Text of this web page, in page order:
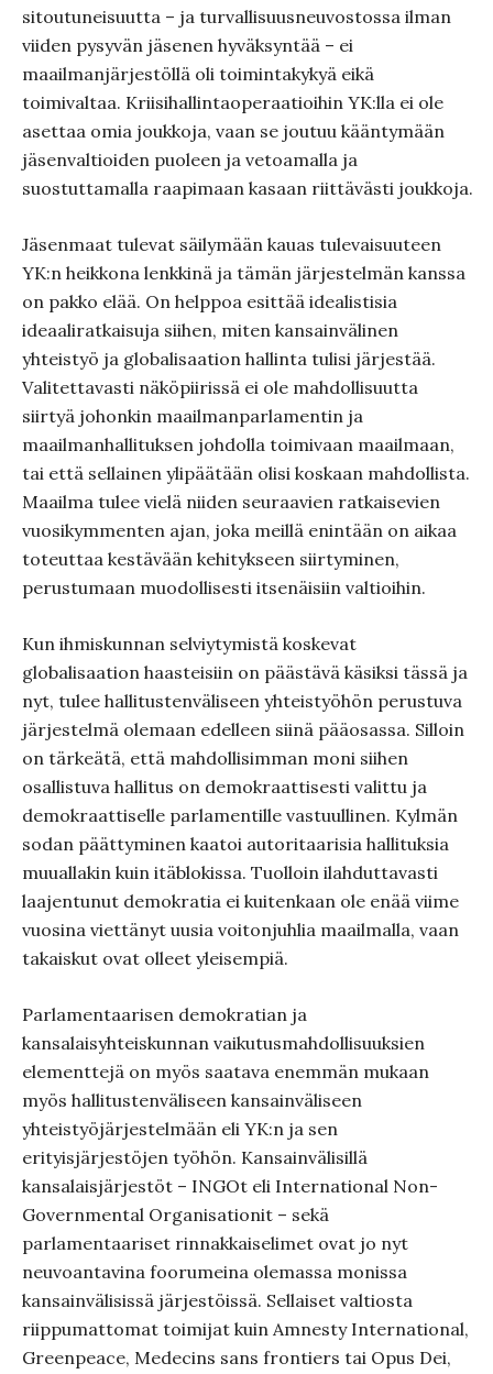
sitoutuneisuutta – ja turvallisuusneuvostossa ilman
viiden pysyvän jäsenen hyväksyntää – ei
maailmanjärjestöllä oli toimintakykyä eikä
toimivaltaa. Kriisihallintaoperaatioihin YK:lla ei ole
asettaa omia joukkoja, vaan se joutuu kääntymään
jäsenvaltioiden puoleen ja vetoamalla ja
suostuttamalla raapimaan kasaan riittävästi joukkoja.
Jäsenmaat tulevat säilymään kauas tulevaisuuteen
YK:n heikkona lenkkinä ja tämän järjestelmän kanssa
on pakko elää. On helppoa esittää idealistisia
ideaaliratkaisuja siihen, miten kansainvälinen
yhteistyö ja globalisaation hallinta tulisi järjestää.
Valitettavasti näköpiirissä ei ole mahdollisuutta
siirtyä johonkin maailmanparlamentin ja
maailmanhallituksen johdolla toimivaan maailmaan,
tai että sellainen ylipäätään olisi koskaan mahdollista.
Maailma tulee vielä niiden seuraavien ratkaisevien
vuosikymmenten ajan, joka meillä enintään on aikaa
toteuttaa kestävään kehitykseen siirtyminen,
perustumaan muodollisesti itsenäisiin valtioihin.
Kun ihmiskunnan selviytymistä koskevat
globalisaation haasteisiin on päästävä käsiksi tässä ja
nyt, tulee hallitustenväliseen yhteistyöhön perustuva
järjestelmä olemaan edelleen siinä pääosassa. Silloin
on tärkeätä, että mahdollisimman moni siihen
osallistuva hallitus on demokraattisesti valittu ja
demokraattiselle parlamentille vastuullinen. Kylmän
sodan päättyminen kaatoi autoritaarisia hallituksia
muuallakin kuin itäblokissa. Tuolloin ilahduttavasti
laajentunut demokratia ei kuitenkaan ole enää viime
vuosina viettänyt uusia voitonjuhlia maailmalla, vaan
takaiskut ovat olleet yleisempiä.
Parlamentaarisen demokratian ja
kansalaisyhteiskunnan vaikutusmahdollisuuksien
elementtejä on myös saatava enemmän mukaan
myös hallitustenväliseen kansainväliseen
yhteistyöjärjestelmään eli YK:n ja sen
erityisjärjestöjen työhön. Kansainvälisillä
kansalaisjärjestöt – INGOt eli International Non-
Governmental Organisationit – sekä
parlamentaariset rinnakkaiselimet ovat jo nyt
neuvoantavina foorumeina olemassa monissa
kansainvälisissä järjestöissä. Sellaiset valtiosta
riippumattomat toimijat kuin Amnesty International,
Greenpeace, Medecins sans frontiers tai Opus Dei,